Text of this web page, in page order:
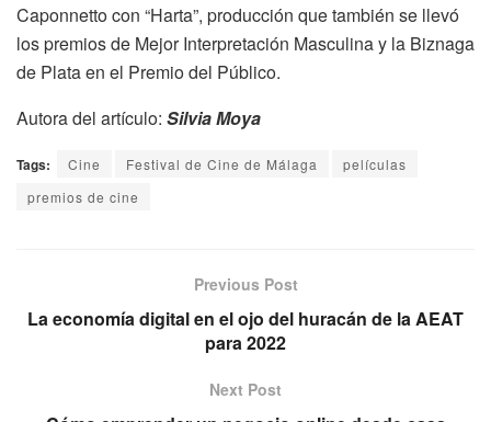
Caponnetto con “Harta”, producción que también se llevó
los premios de Mejor Interpretación Masculina y la Biznaga
de Plata en el Premio del Público.
Autora del artículo: Silvia Moya
Tags: Cine Festival de Cine de Málaga
películas
premios de cine
Previous Post
La economía digital en el ojo del huracán de la AEAT
para 2022
Next Post